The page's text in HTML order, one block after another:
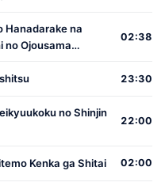
Hanadarake na
no Ojousama
02:38
23:30
no Shinjin
22:00
Kenka ga Shitai 02:00